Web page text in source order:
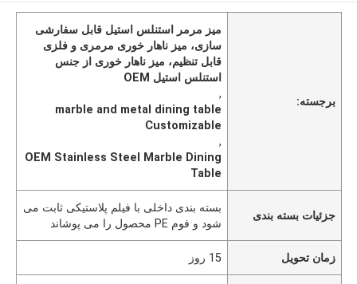
برجسته:
میز مرمر استنلس استیل قابل سفارشی
سازی، میز ناهار خوری مرمری و فلزی
قابل تنظیم، میز ناهار خوری از جنس
استنلس استیل OEM
,
marble and metal dining table
Customizable
,
OEM Stainless Steel Marble Dining
Table
جزئیات بسته بندی
بسته بندی داخلی با فیلم پلاستیکی ثابت می
شود و فوم PE محصول را می پوشاند
زمان تحویل 15 روز